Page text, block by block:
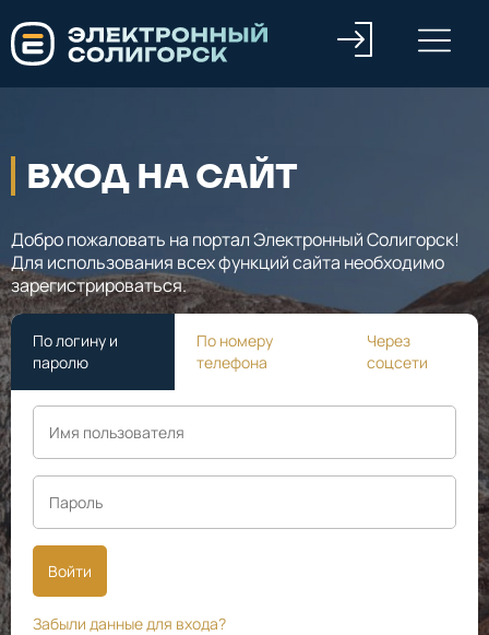
ВХОД НА САЙТ
Добро пожаловать на портал Электронный Солигорск!
Для использования всех функций сайта необходимо
зарегистрироваться.
По логину и
паролю
По номеру
телефона
Через
соцсети
Войти
Забыли данные для входа?